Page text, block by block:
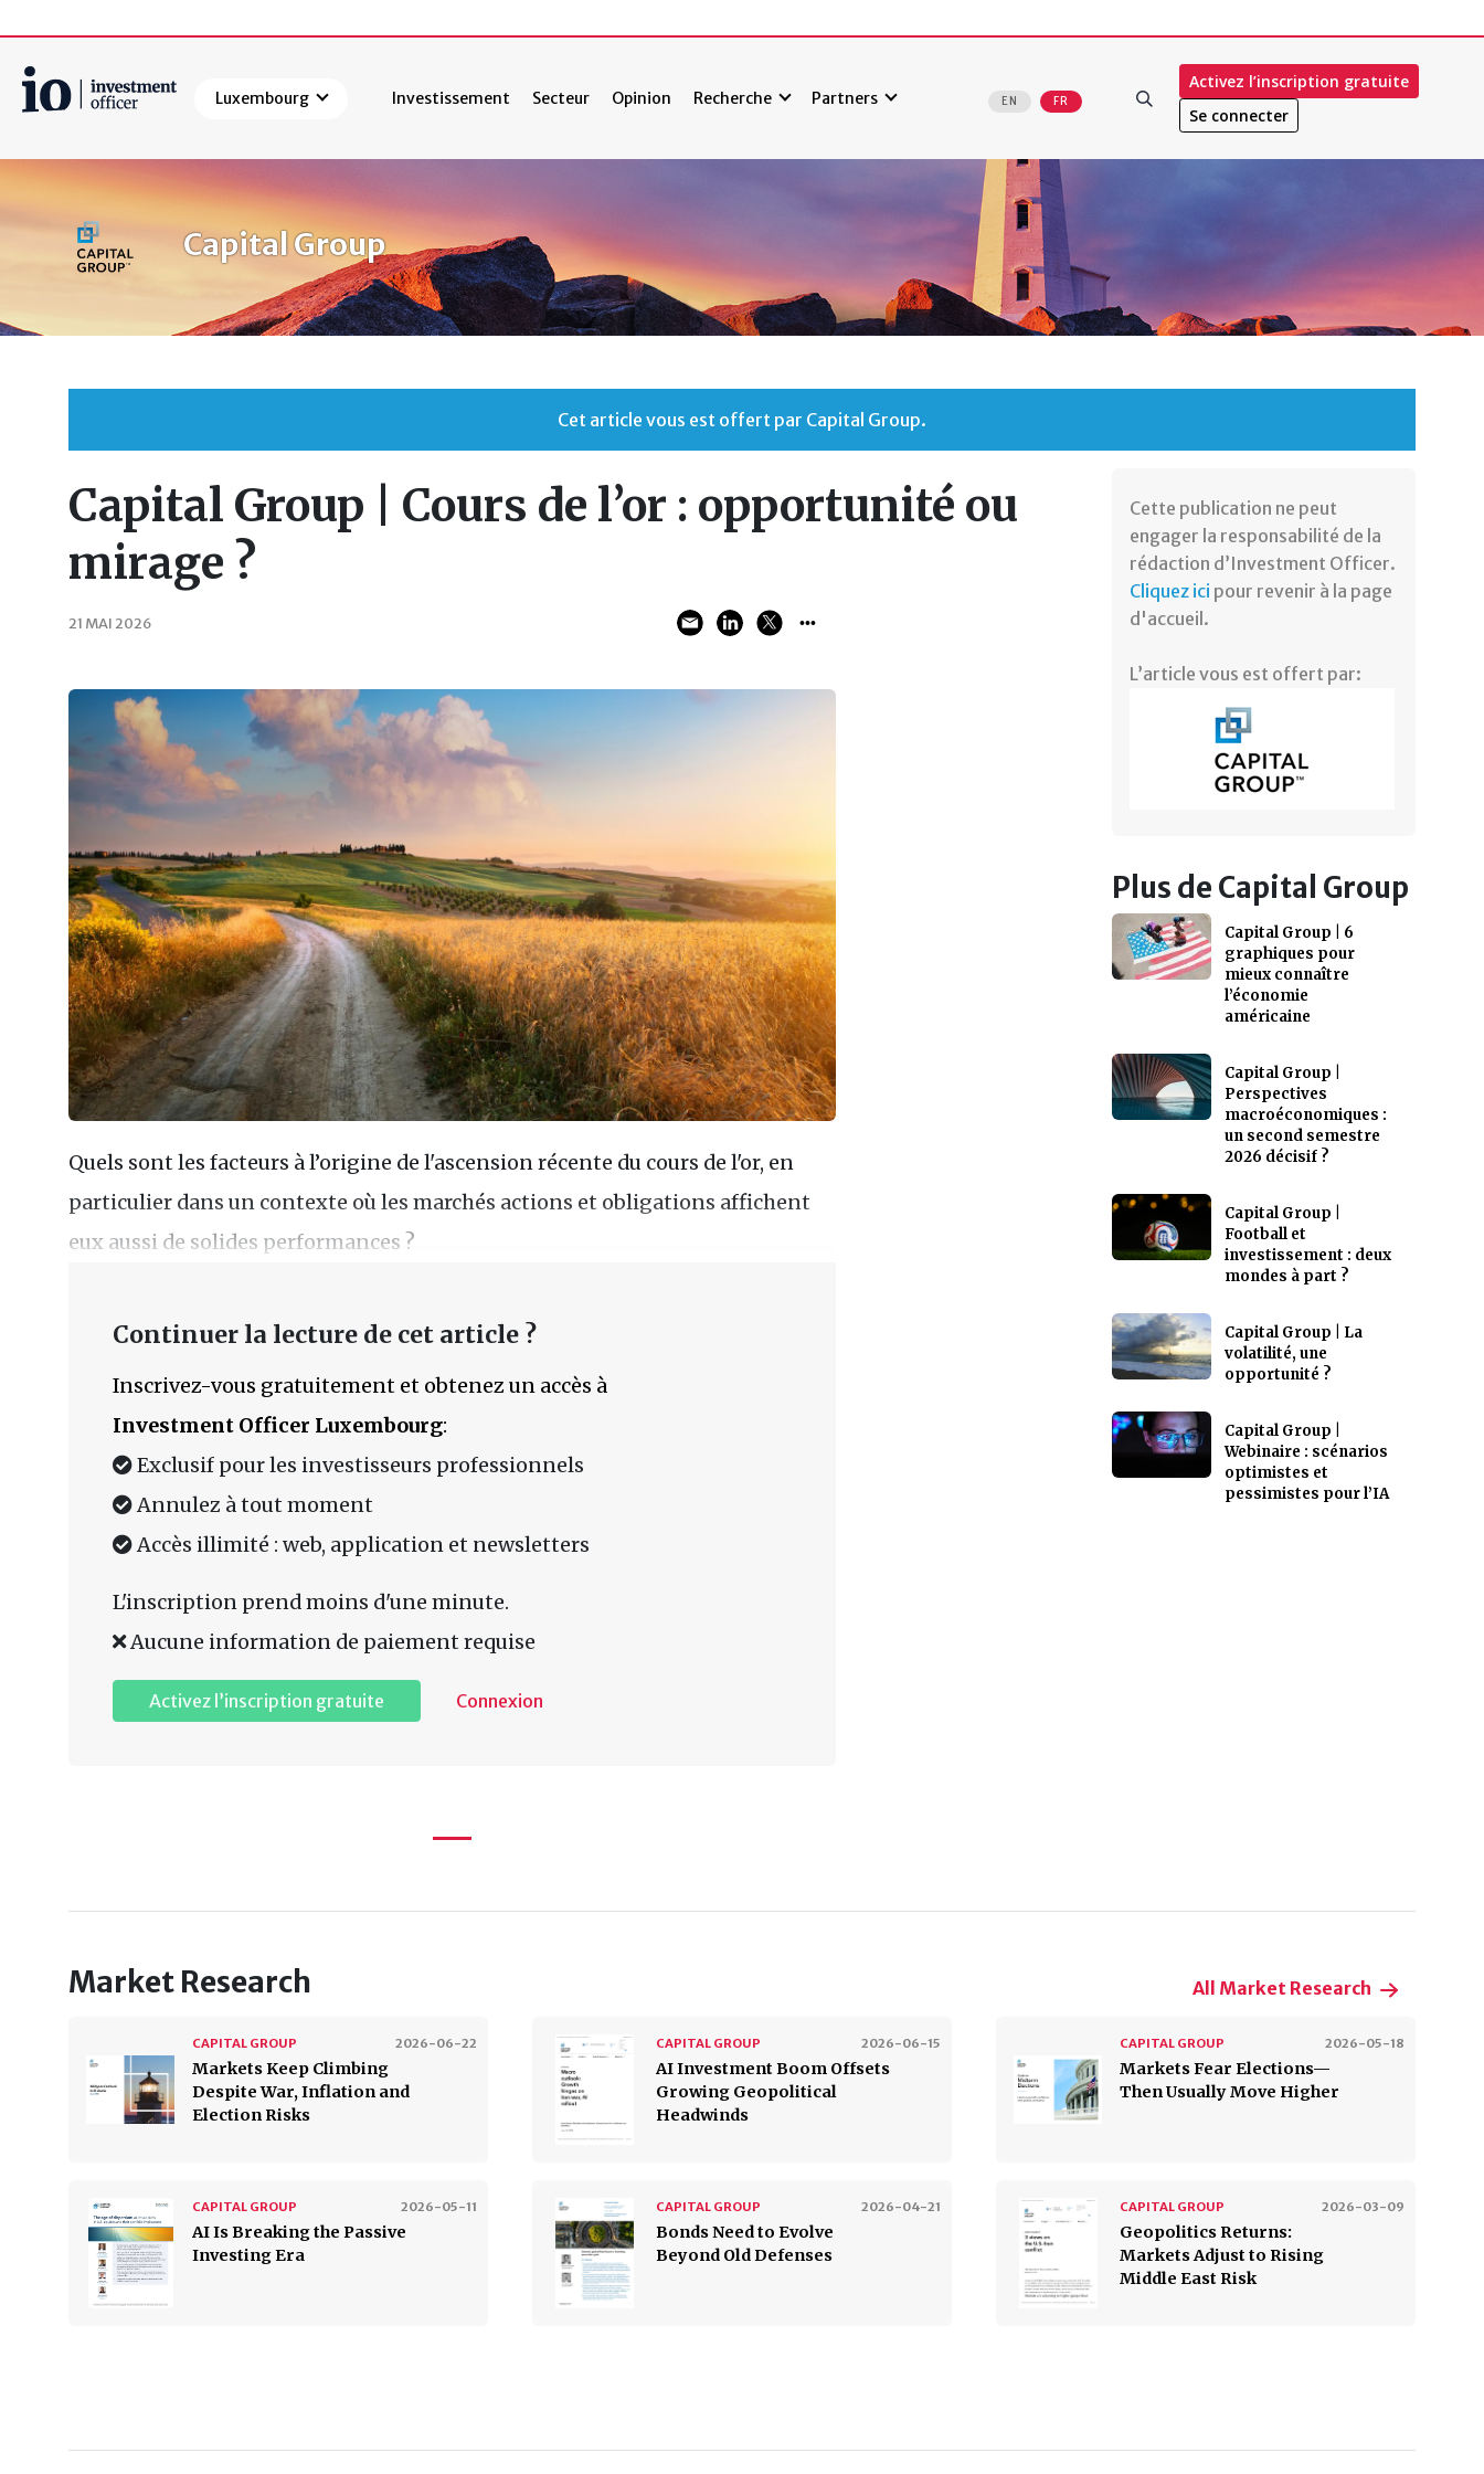
Luxembourg Investissement Secteur Opinion Recherche Partners EN FR
Activez l’inscription gratuite
Se connecter
Rechercher
Capital Group
Cet article vous est offert par Capital Group.
Capital Group | Cours de l’or : opportunité ou
mirage ?
21 MAI 2026
Quels sont les facteurs à l’origine de l'ascension récente du cours de l'or, en
particulier dans un contexte où les marchés actions et obligations affichent
eux aussi de solides performances ?
Continuer la lecture de cet article ?
Inscrivez-vous gratuitement et obtenez un accès à
Investment Officer Luxembourg:
Exclusif pour les investisseurs professionnels
Annulez à tout moment
Accès illimité : web, application et newsletters
L'inscription prend moins d'une minute.
Aucune information de paiement requise
Activez l’inscription gratuite Connexion
Cette publication ne peut
engager la responsabilité de la
rédaction d’Investment Officer.
Cliquez ici pour revenir à la page
d'accueil.
L’article vous est offert par:
Plus de Capital Group
Capital Group | 6
graphiques pour
mieux connaître
l’économie
américaine
Capital Group |
Perspectives
macroéconomiques :
un second semestre
2026 décisif ?
Capital Group |
Football et
investissement : deux
mondes à part ?
Capital Group | La
volatilité, une
opportunité ?
Capital Group |
Webinaire : scénarios
optimistes et
pessimistes pour l’IA
Market Research All Market Research
2026-06-22
CAPITAL GROUP
Markets Keep Climbing
Despite War, Inflation and
Election Risks
2026-06-15
CAPITAL GROUP
AI Investment Boom Offsets
Growing Geopolitical
Headwinds
2026-05-18
CAPITAL GROUP
Markets Fear Elections—
Then Usually Move Higher
2026-05-11
CAPITAL GROUP
AI Is Breaking the Passive
Investing Era
2026-04-21
CAPITAL GROUP
Bonds Need to Evolve
Beyond Old Defenses
2026-03-09
CAPITAL GROUP
Geopolitics Returns:
Markets Adjust to Rising
Middle East Risk